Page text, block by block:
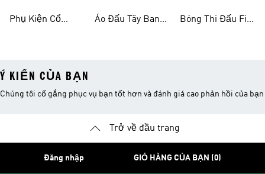
2026™
Phụ Kiện Cổ
Áo Đấu Tây Ban
Bóng Thi Đấu Fifa
Ý KIẾN CỦA BẠN
Chúng tôi cố gắng phục vụ bạn tốt hơn và đánh giá cao phản hồi của bạn
Trở về đầu trang
Đăng nhập GIỎ HÀNG CỦA BẠN (0)